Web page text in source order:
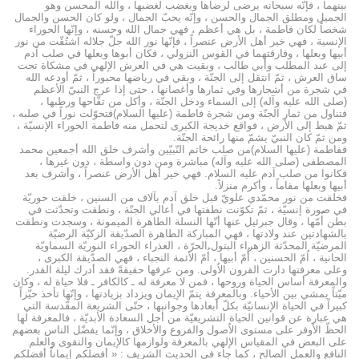
بينهما ، فإنّه سبحانه يرضى لرضاها ويغضب لغضبها ، والله المحسن وهو
الجميل ومطلق الجمال والحسن ، وإنّه يحبّ الجمال ، ولو كان الحسن والجمال
شخصاً لكان فاطمة ، بل هي أعظم ، فهي جمال الله وحسنه ، وإنّها الحوراء
الإنسية ، فهي خير أهل الأرض عنصراً ، فإنّها نور الله جلّ جلاله اشتُقّت من نور
أبيها وبعلها ، وفارقتهما في القوس النزولي ، فكان أبوها وبعلها في صلب آدم
إلى عبد المطلب وأبي طالب ، وبقيت هي في العرش الإلهي في مشكاة تحت
ساق العرش ، ثمّ انتقل إلى الجنّة ، وبقي في رياضها محبوراً ، ثمّ أودعه الله
في شجرة من أشجارها وفي ثمارها وأغصانها ، حتى إذا عرج النبيّ الأعظم
(صلى الله عليه وآله) إلى السماء ودخل الجنّة ، وأكل من تفّاحها ورطبها ،
فتناول من ثمار الجنّة ومن شجرة فاطمة (عليها السلام)فتحوّلت نوراً في صلبه ،
ثمّ هبط إلى الأرض ، فواقع خديجة الكبرى لتحمل منه فاطمة الحوراء الإنسيّة ،
ومن ثمّ كان النبيّ يشمّ منها رائحة الجنّة.
ففاطمة (عليها السلام)من صلب خاتم النّبيّين وأشرف خلق الله أجمعين محمد
المصطفى (صلى الله عليه وآله) مباشرة ومن دون واسطة ، دون غيرها ،
فكانوا من صلب آدم عليه السلام. فهي خير أهل الأرض عنصراً ، وأشرف بعد
أبيها وبعلها مقاماً ، وأكرم منزلاً.
فخلقت من نور محمّدي علويّ قبل خلق آدم بآلاف من السنين ، خلقت حوريّة
في صورة إنسيّة ، ثمّ تكوّنت نطفتها في أعالي الجنّة ، ونطقت وتحدّثت في
بطن أُمّها ، وقال جبرئيل عنها أنّها النسلة الطاهرة الميمونة ، وسجدت ونطقت
بالشهادتين عند ولادتها ، فهي المباركة الطاهرة الصدّيقة الزكيّة الرضيّة
المرضيّة المحدّثة الزهراء البتول الحرّة ، العذراء الحوراء النوريّة السماويّة
الحانية ، اُمّ الحسنين ، أُمّ أبيها ، أُمّ الأئمة النجباء ، فهي الصدّيقة الكبرى ،
وعلى معرفتها دارت القرون الاُولى. ومن عرفها حقيقةً فقد أدرك ليلة القدر.
والمعرفة أساس الحياة وروحها ، فمن لا معرفة له ـ كالكافر ـ فلا حياة له ، وكان
ميّتاً يمشي بين الأحياء. وبالمعرفة يتمّ الإيمان ويزداد بزيادتها ، وإنّها تأخذ حيّزاً
كبيراً في الحياة الإنسانيّة بكلّ أبعادها وجوانبها ، حتّى الشريعة المقّدسة التي
هي عبارة عن قوانين الحياة التشريعيّة من أجل السعادة الأبديّة ، فالمعرفة لها
الحظّ الأوفر على مستوى الاُصول والفروع والأخلاق ، وإنّما يفضّل الناس بعضهم
على البعض في المقياس الإلهي بالمعرفة ولوازمها كالإيمان والتقوى والعلم
النافع والعمل الصالح ، كما جاء في الحديث الشريف : « أفضلكم إيماناً أفضلكم